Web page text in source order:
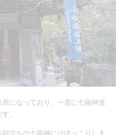
になっており、一度に七福神巡
。
立ちの七福神にはほっこりしま